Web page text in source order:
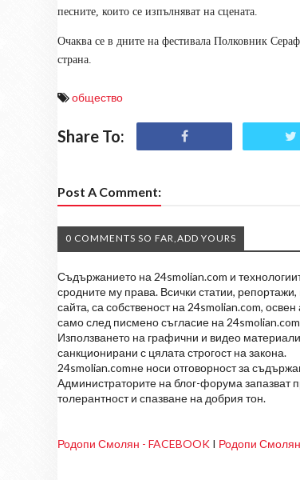
песните, които се изпълняват на сцената.
Очаква се в дните на фестивала Полковник
страна.
общество
Share To:
Post A Comment:
0 COMMENTS SO FAR,ADD YOURS
Съдържанието на 24smolian.com и
сродните му права. Всички статии,
сайта, са собственост на 24smolian.com,
само след писмено съгласие на
Използването на графични и видео
санкционирани с цялата строгост на закона.
24smolian.comне носи отговорност за
Администраторите на блог-форума запазват
толерантност и спазване на добрия тон.
Родопи Смолян - FACEBOOK I Родопи